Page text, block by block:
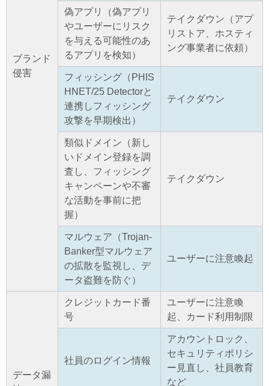
ブランド
侵害
偽アプリ（偽アプリ
やユーザーにリスク
を与える可能性のあ
るアプリを検知）
テイクダウン（アプ
リストア、ホスティ
ング事業者に依頼）
フィッシング（PHIS
HNET/25 Detectorと
連携しフィッシング
攻撃を早期検出）
テイクダウン
類似ドメイン（新し
いドメイン登録を調
査し、フィッシング
キャンペーンや不審
な活動を事前に把
握）
テイクダウン
マルウェア（Trojan-
Banker型マルウェア
の拡散を監視し、デ
ータ盗難を防ぐ）
ユーザーに注意喚起
データ漏
クレジットカード番
号
ユーザーに注意喚
起、カード利用制限
社員のログイン情報
アカウントロック、
セキュリティポリシ
ー見直し、社員教育
など